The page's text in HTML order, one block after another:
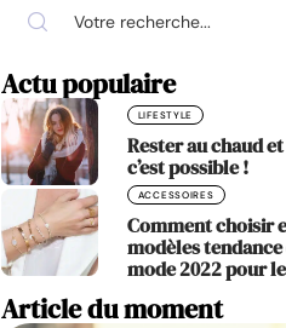
Actu populaire
LIFESTYLE
Rester au chaud
c’est possible !
ACCESSOIRES
Comment choisir
modèles tendance
mode 2022 pour
Article du moment